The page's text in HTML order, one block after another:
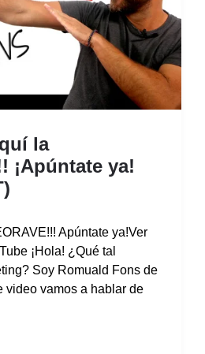
la
¡Apúntate ya!
Apúntate ya!Ver
¡Hola! ¿Qué tal
Soy Romuald Fons de
video vamos a hablar de